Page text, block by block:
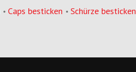
• Caps besticken • Schürze besticken